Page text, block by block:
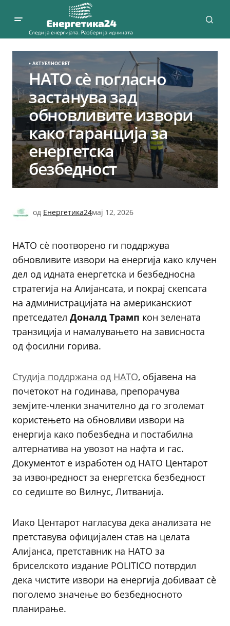
АКТУЕЛНОСВЕТ
НАТО сè погласно
застанува зад
обновливите извори
како гаранција за
енергетска
безбедност
од Енергетика24мај 12, 2026
НАТО сè поотворено ги поддржува
обновливите извори на енергија како клучен
дел од идната енергетска и безбедносна
стратегија на Алијансата, и покрај скепсата
на администрацијата на американскиот
претседател Доналд Трамп кон зелената
транзиција и намалувањето на зависноста
од фосилни горива.
Студија поддржана од НАТО, објавена на
почетокот на годинава, препорачува
земјите-членки значително да го зголемат
користењето на обновливи извори на
енергија како побезбедна и постабилна
алтернатива на увозот на нафта и гас.
Документот е изработен од НАТО Центарот
за извонредност за енергетска безбедност
со седиште во Вилнус, Литванија.
Иако Центарот нагласува дека анализата не
претставува официјален став на целата
Алијанса, претставник на НАТО за
бриселското издание POLITICO потврдил
дека чистите извори на енергија добиваат сè
поголемо значење во безбедносното
планирање.